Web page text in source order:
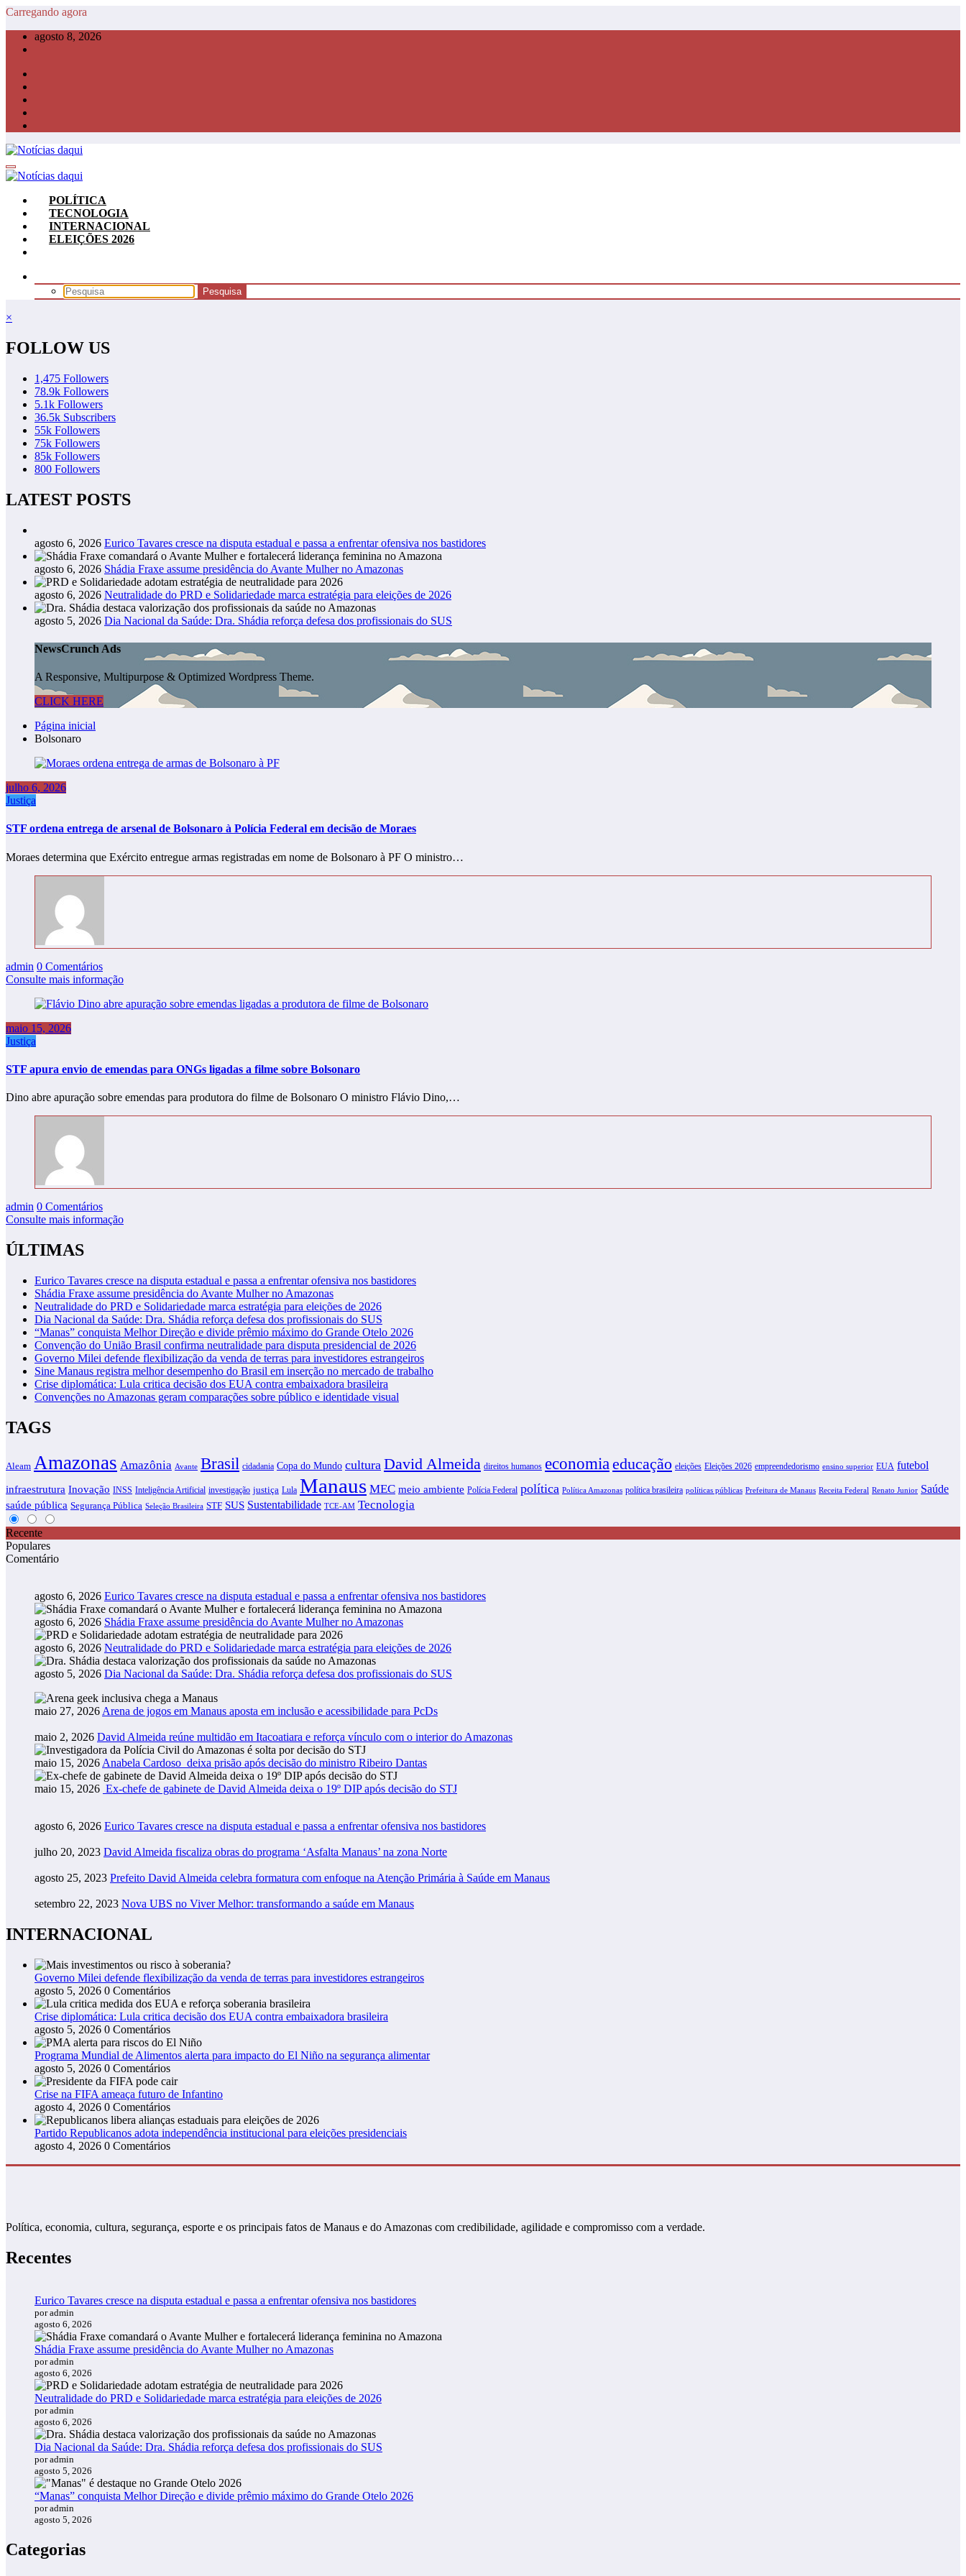
Pular
conteúdo
Carregando agora
agosto 8, 2026
POLÍTICA
TECNOLOGIA
INTERNACIONAL
ELEIÇÕES 2026
×
FOLLOW US
1,475 Followers
78.9k Followers
5.1k Followers
36.5k Subscribers
55k Followers
75k Followers
85k Followers
800 Followers
LATEST POSTS
agosto 6, 2026 Eurico Tavares cresce na disputa estadual e passa a enfrentar ofensiva nos bastidores
agosto 6, 2026 Shádia Fraxe assume presidência do Avante Mulher no Amazonas
agosto 6, 2026 Neutralidade do PRD e Solidariedade marca estratégia para eleições de 2026
agosto 5, 2026 Dia Nacional da Saúde: Dra. Shádia reforça defesa dos profissionais do SUS
NewsCrunch Ads
A Responsive, Multipurpose & Optimized Wordpress Theme.
CLICK HERE
Página inicial
Bolsonaro
julho 6, 2026
Justiça
STF ordena entrega de arsenal de Bolsonaro à Polícia Federal em decisão de Moraes
Moraes determina que Exército entregue armas registradas em nome de Bolsonaro à PF O ministro…
admin 0 Comentários
Consulte mais informação
maio 15, 2026
Justiça
STF apura envio de emendas para ONGs ligadas a filme sobre Bolsonaro
Dino abre apuração sobre emendas para produtora do filme de Bolsonaro O ministro Flávio Dino,…
admin 0 Comentários
Consulte mais informação
ÚLTIMAS
Eurico Tavares cresce na disputa estadual e passa a enfrentar ofensiva nos bastidores
Shádia Fraxe assume presidência do Avante Mulher no Amazonas
Neutralidade do PRD e Solidariedade marca estratégia para eleições de 2026
Dia Nacional da Saúde: Dra. Shádia reforça defesa dos profissionais do SUS
“Manas” conquista Melhor Direção e divide prêmio máximo do Grande Otelo 2026
Convenção do União Brasil confirma neutralidade para disputa presidencial de 2026
Governo Milei defende flexibilização da venda de terras para investidores estrangeiros
Sine Manaus registra melhor desempenho do Brasil em inserção no mercado de trabalho
Crise diplomática: Lula critica decisão dos EUA contra embaixadora brasileira
Convenções no Amazonas geram comparações sobre público e identidade visual
TAGS
Aleam Amazonas Amazônia Avante Brasil cidadania Copa do Mundo cultura David Almeida direitos humanos economia educação eleições Eleições 2026 empreendedorismo ensino superior EUA futebol
infraestrutura Inovação INSS Inteligência Artificial investigação justiça Lula Manaus MEC meio ambiente Polícia Federal política Política Amazonas política brasileira políticas públicas Prefeitura de Manaus Receita Federal Renato Junior Saúde
saúde pública Segurança Pública Seleção Brasileira STF SUS Sustentabilidade TCE-AM Tecnologia
Recente
Populares
Comentário
agosto 6, 2026 Eurico Tavares cresce na disputa estadual e passa a enfrentar ofensiva nos bastidores
agosto 6, 2026 Shádia Fraxe assume presidência do Avante Mulher no Amazonas
agosto 6, 2026 Neutralidade do PRD e Solidariedade marca estratégia para eleições de 2026
agosto 5, 2026 Dia Nacional da Saúde: Dra. Shádia reforça defesa dos profissionais do SUS
maio 27, 2026 Arena de jogos em Manaus aposta em inclusão e acessibilidade para PcDs
maio 2, 2026 David Almeida reúne multidão em Itacoatiara e reforça vínculo com o interior do Amazonas
maio 15, 2026 Anabela Cardoso deixa prisão após decisão do ministro Ribeiro Dantas
maio 15, 2026 Ex-chefe de gabinete de David Almeida deixa o 19º DIP após decisão do STJ
agosto 6, 2026 Eurico Tavares cresce na disputa estadual e passa a enfrentar ofensiva nos bastidores
julho 20, 2023 David Almeida fiscaliza obras do programa ‘Asfalta Manaus’ na zona Norte
agosto 25, 2023 Prefeito David Almeida celebra formatura com enfoque na Atenção Primária à Saúde em Manaus
setembro 22, 2023 Nova UBS no Viver Melhor: transformando a saúde em Manaus
INTERNACIONAL
Governo Milei defende flexibilização da venda de terras para investidores estrangeiros
agosto 5, 2026 0 Comentários
Crise diplomática: Lula critica decisão dos EUA contra embaixadora brasileira
agosto 5, 2026 0 Comentários
Programa Mundial de Alimentos alerta para impacto do El Niño na segurança alimentar
agosto 5, 2026 0 Comentários
Crise na FIFA ameaça futuro de Infantino
agosto 4, 2026 0 Comentários
Partido Republicanos adota independência institucional para eleições presidenciais
agosto 4, 2026 0 Comentários
Política, economia, cultura, segurança, esporte e os principais fatos de Manaus e do Amazonas com credibilidade, agilidade e compromisso com a verdade.
Recentes
Eurico Tavares cresce na disputa estadual e passa a enfrentar ofensiva nos bastidores
por admin
agosto 6, 2026
Shádia Fraxe assume presidência do Avante Mulher no Amazonas
por admin
agosto 6, 2026
Neutralidade do PRD e Solidariedade marca estratégia para eleições de 2026
por admin
agosto 6, 2026
Dia Nacional da Saúde: Dra. Shádia reforça defesa dos profissionais do SUS
por admin
agosto 5, 2026
“Manas” conquista Melhor Direção e divide prêmio máximo do Grande Otelo 2026
por admin
agosto 5, 2026
Categorias